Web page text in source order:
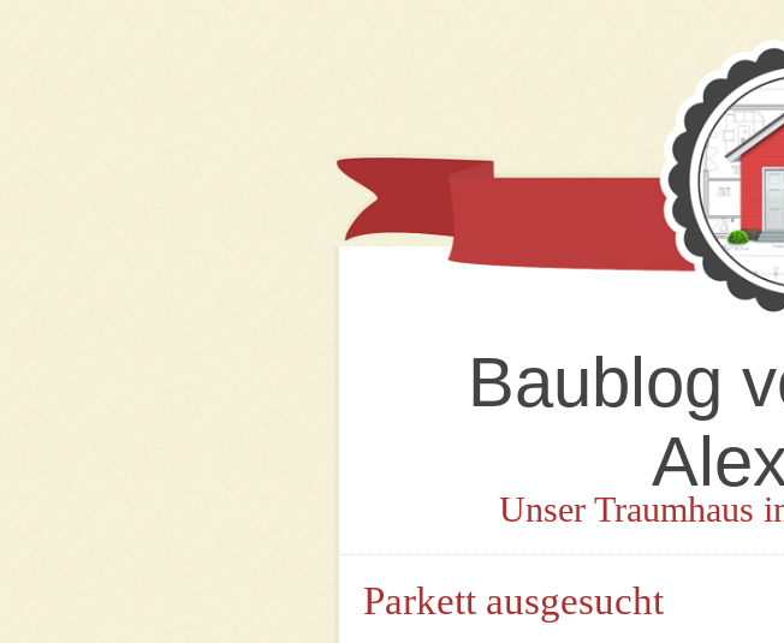
Baublog
Unser Traumhaus
Parkett ausgesucht